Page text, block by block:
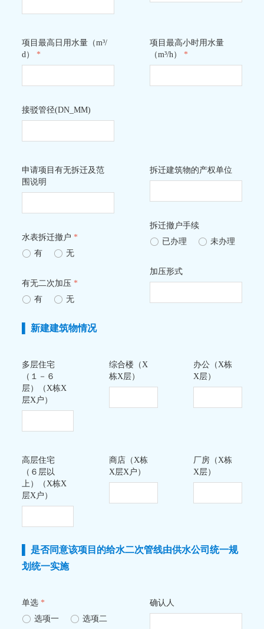
项目最高日用水量（m³/
d）
*
接驳管径(DN_MM)
项目最高小时用水量
（m³/h）
*
申请项目有无拆迁及范
围说明
水表拆迁撤户 *
ꀐ 有 ꀐ 无
有无二次加压 *
ꀐ 有 ꀐ 无
拆迁建筑物的产权单位
拆迁撤户手续
ꀐ 已办理 ꀐ 未办理
加压形式
▌ 新建建筑物情况
多层住宅
（１－６
层）（X栋X
层X户）
综合楼（X
栋X层）
办公（X栋
X层）
高层住宅
（６层以
上）（X栋X
层X户）
商店（X栋
X层X户）
厂房（X栋
X层）
▌ 是否同意该项目的给水二次管线由供水公司统一规
划统一实施
单选 *
ꀐ 选项一 ꀐ 选项二
确认人